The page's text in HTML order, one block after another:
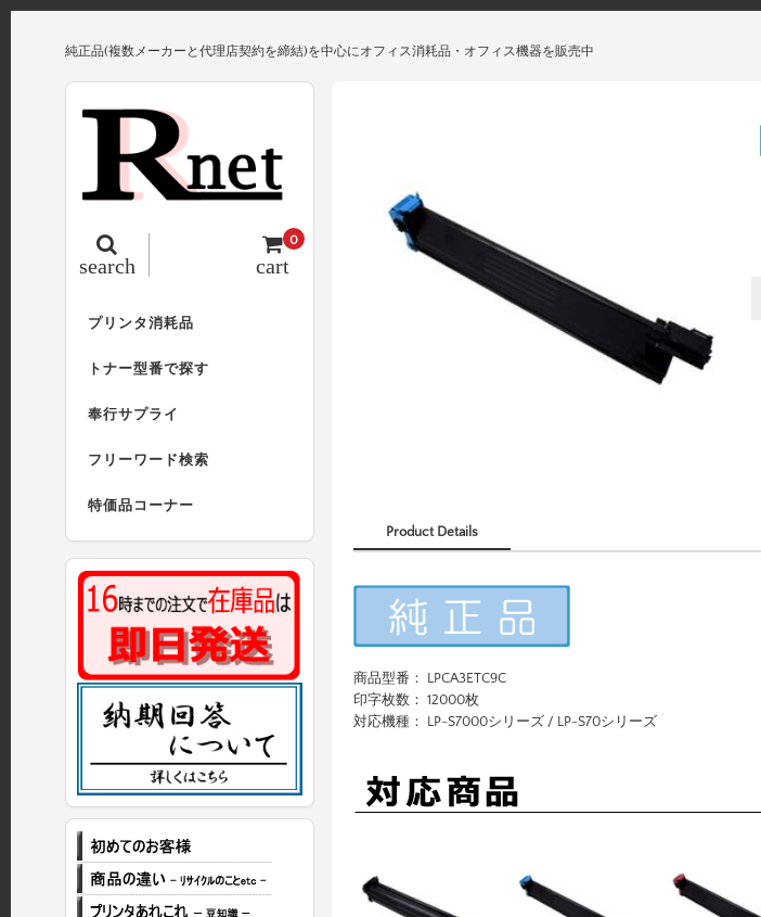
純正品(複数メーカーと代理店契約を締結)を中心にオフィス消耗品・オフィス機器を販売中
cart
0
search
プリンタ消耗品
トナー型番で探す
奉行サプライ
フリーワード検索
特価品コーナー
Product Details
商品型番： LPCA3ETC9C
印字枚数： 12000枚
対応機種： LP-S7000シリーズ / LP-S70シリーズ